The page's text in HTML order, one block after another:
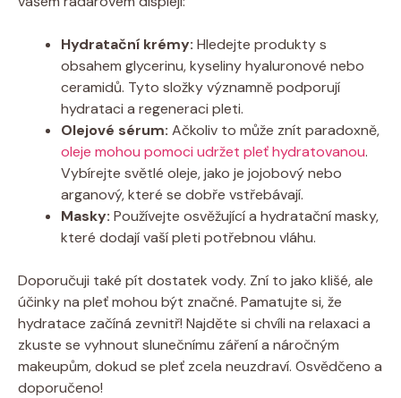
Hydratační krémy: Hledejte produkty s
obsahem glycerinu, kyseliny hyaluronové nebo
ceramidů. Tyto složky významně podporují
hydrataci a regeneraci pleti.
Olejové sérum: Ačkoliv to může znít paradoxně,
oleje mohou pomoci udržet pleť hydratovanou.
Vybírejte světlé oleje, jako je jojobový nebo
arganový, které se dobře vstřebávají.
Masky: Používejte osvěžující a hydratační masky,
které dodají vaší pleti potřebnou vláhu.
Doporučuji také pít dostatek vody. Zní to jako klišé, ale
účinky na pleť mohou být značné. Pamatujte si, že
hydratace začíná zevnitř! Najděte si chvíli na relaxaci a
zkuste se vyhnout slunečnímu záření a náročným
makeupům, dokud se pleť zcela neuzdraví. Osvědčeno a
doporučeno!